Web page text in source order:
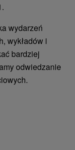
wydarzeń
wykładów i
bardziej
odwiedzanie